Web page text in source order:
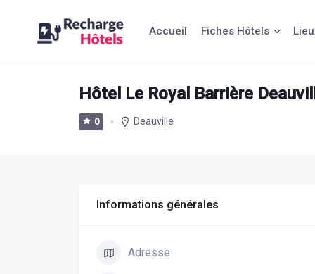
contenu
Accueil Fiches Hôtels
Hôtel Le Royal Barrière
0 Deauville
Informations générales
Adresse